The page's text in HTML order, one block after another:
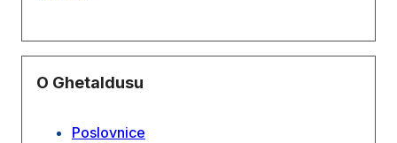
O Ghetaldusu
Poslovnice